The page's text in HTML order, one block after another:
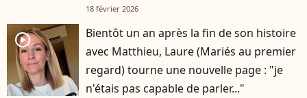
18 février 2026
player2
Bientôt un an après la fin de son histoire
avec Matthieu, Laure (Mariés au premier
regard) tourne une nouvelle page : "je
n'étais pas capable de parler..."